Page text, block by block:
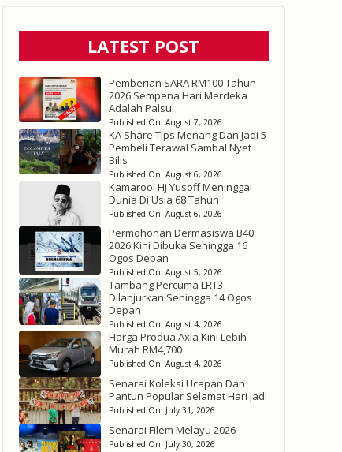
LATEST POST
Pemberian SARA RM100 Tahun
2026 Sempena Hari Merdeka
Adalah Palsu
Published On: August 7, 2026
KA Share Tips Menang Dan Jadi 5
Pembeli Terawal Sambal Nyet
Bilis
Published On: August 6, 2026
Kamarool Hj Yusoff Meninggal
Dunia Di Usia 68 Tahun
Published On: August 6, 2026
Permohonan Dermasiswa B40
2026 Kini Dibuka Sehingga 16
Ogos Depan
Published On: August 5, 2026
Tambang Percuma LRT3
Dilanjurkan Sehingga 14 Ogos
Depan
Published On: August 4, 2026
Harga Produa Axia Kini Lebih
Murah RM4,700
Published On: August 4, 2026
Senarai Koleksi Ucapan Dan
Pantun Popular Selamat Hari Jadi
Published On: July 31, 2026
Senarai Filem Melayu 2026
Published On: July 30, 2026